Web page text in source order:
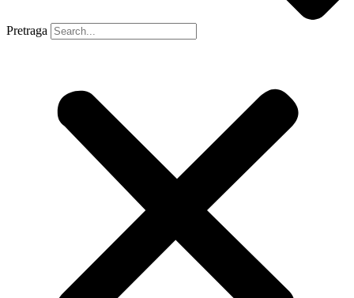
Pretraga